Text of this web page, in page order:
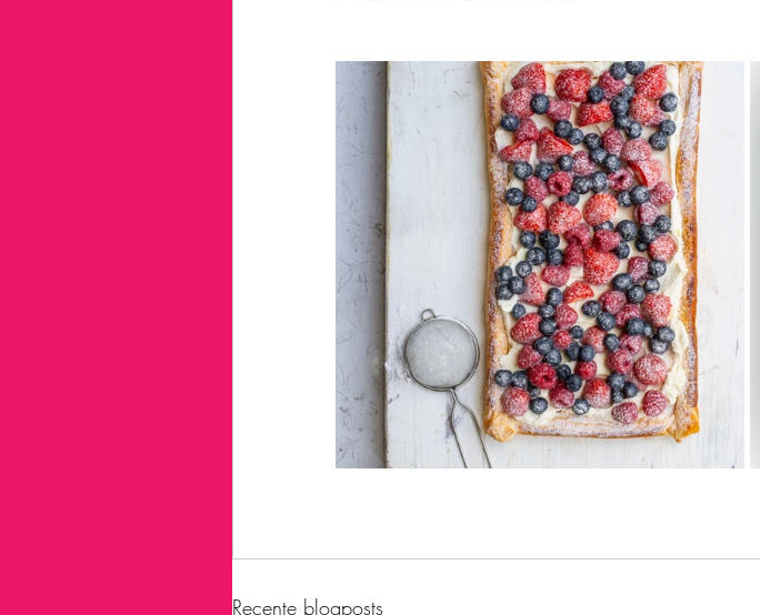
Recente blogposts